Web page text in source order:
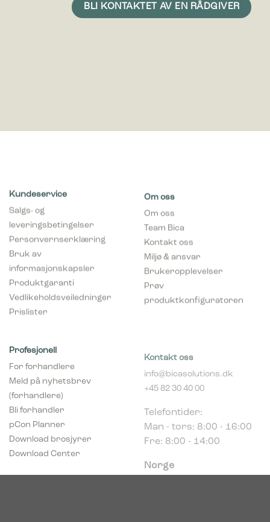
Kundeservice
Salgs- og
leveringsbetingelser
Personvernserklæring
Bruk av
informasjonskapsler
Produktgaranti
Vedlikeholdsveiledninger
Prislister
Om oss
Om oss
Team Bica
Kontakt oss
Miljø & ansvar
Brukeropplevelser
Prøv
produktkonfiguratoren
Profesjonell
For forhandlere
Meld på nyhetsbrev
(forhandlere)
Bli forhandler
pCon Planner
Download brosjyrer
Download Center
+45 82 30 40 00
Man - tors: 8:00 - 16:00
Fre: 8:00 - 14:00
c/o Acconor Postboks